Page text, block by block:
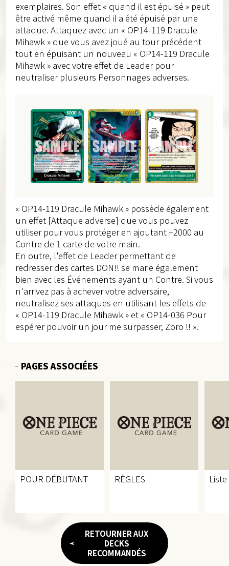
exemplaires. Son effet « quand il est épuisé » peut
être activé même quand il a été épuisé par une
attaque. Attaquez avec un « OP14-119 Dracule
Mihawk » que vous avez joué au tour précédent
tout en épuisant un nouveau « OP14-119 Dracule
Mihawk » avec votre effet de Leader pour
neutraliser plusieurs Personnages adverses.
« OP14-119 Dracule Mihawk » possède également
un effet [Attaque adverse] que vous pouvez
utiliser pour vous protéger en ajoutant +2000 au
Contre de 1 carte de votre main.
En outre, l'effet de Leader permettant de
redresser des cartes DON!! se marie également
bien avec les Événements ayant un Contre. Si vous
n'arrivez pas à achever votre adversaire,
neutralisez ses attaques en utilisant les effets de
« OP14-119 Dracule Mihawk » et « OP14-036 Pour
espérer pouvoir un jour me surpasser, Zoro !! ».
PAGES ASSOCIÉES
POUR DÉBUTANT RÈGLES
RETOURNER AUX
DECKS
RECOMMANDÉS